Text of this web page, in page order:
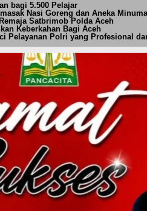
bagi 5.500 Pelajar
Nasi Goreng dan Aneka
Satbrimob Polda Aceh
Keberkahan Bagi Aceh
Pelayanan Polri yang Profesional